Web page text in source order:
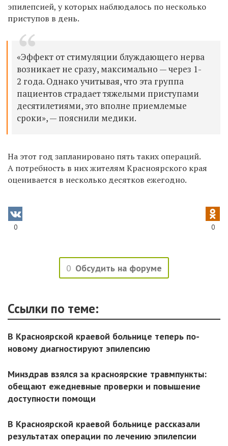
эпилепсией, у которых наблюдалось по несколько
приступов в день.
«Эффект от стимуляции блуждающего нерва
возникает не сразу, максимально — через 1-
2 года. Однако учитывая, что эта группа
пациентов страдает тяжелыми приступами
десятилетиями, это вполне приемлемые
сроки», — пояснили медики.
На этот год запланировано пять таких операций.
А потребность в них жителям Красноярского края
оценивается в несколько десятков ежегодно.
0 0
0 Обсудить на форуме
Ссылки по теме:
В Красноярской краевой больнице теперь по-
новому диагностируют эпилепсию
Минздрав взялся за красноярские травмпункты:
обещают ежедневные проверки и повышение
доступности помощи
В Красноярской краевой больнице рассказали
результатах операции по лечению эпилепсии